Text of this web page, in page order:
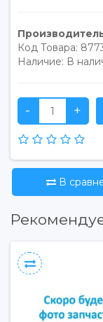
Код Товара:
Наличие: В
- +
В